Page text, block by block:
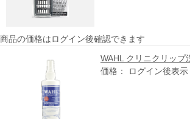
商品の価格はログイン後確認できます
WAHL クリニクリップ
価格： ログイン後表示